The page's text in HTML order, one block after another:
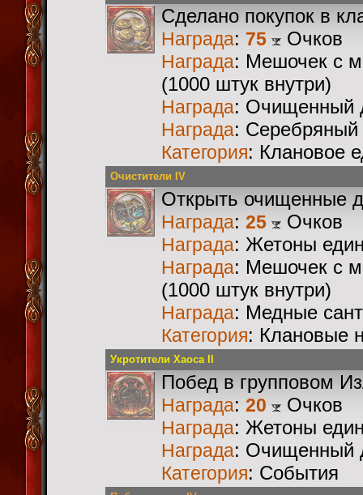
Сделано покупок в
Награда: 75 Очков
Награда: Мешочек с
(1000 штук внутри)
Награда: Очищенный
Награда: Серебряный
Категория: Клановое
Очистители IV
Открыть очищенные
Награда: 25 Очков
Награда: Жетоны
Награда: Мешочек с
(1000 штук внутри)
Награда: Медные
Категория: Клановые
Укротители Хаоса II
Побед в групповом
Награда: 20 Очков
Награда: Жетоны
Награда: Очищенный
Категория: События